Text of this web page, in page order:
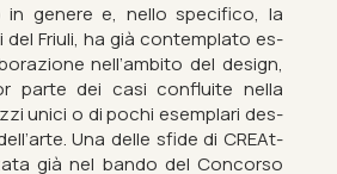
genere e, nello spe­cifico, la
del Fri­uli, ha già con­tem­plato es­
nell’am­bito del design,
parte dei casi con­fluite nella
unici o di pochi es­em­plari des­
Una delle sfide di CRE­At­
già nel bando del Con­corso